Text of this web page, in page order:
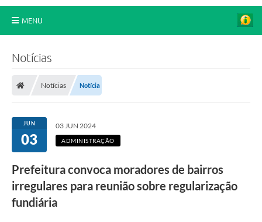
MENU
Transparência
Câmara Municipal
e-SIC
Tributação
Notícias
Notícias Notícia
JUN
03
03 JUN 2024
ADMINISTRAÇÃO
Prefeitura convoca moradores de bairros
irregulares para reunião sobre regularização
fundiária